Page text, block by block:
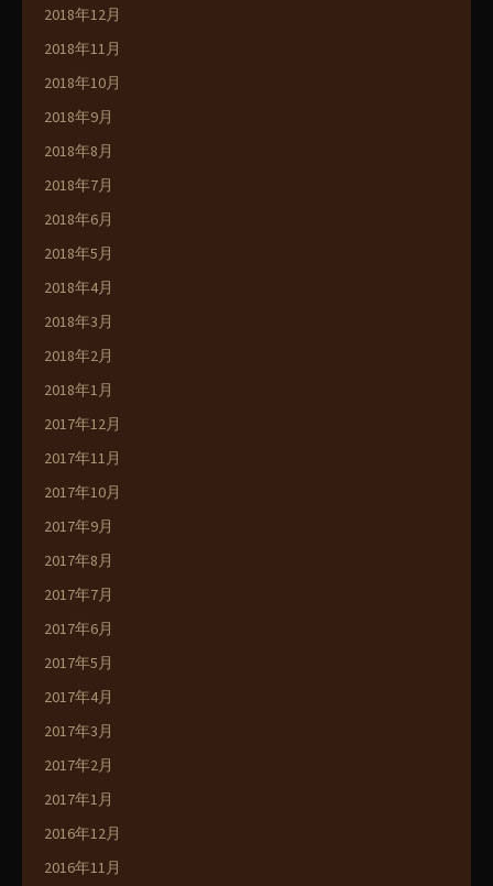
2018年12月
2018年11月
2018年10月
2018年9月
2018年8月
2018年7月
2018年6月
2018年5月
2018年4月
2018年3月
2018年2月
2018年1月
2017年12月
2017年11月
2017年10月
2017年9月
2017年8月
2017年7月
2017年6月
2017年5月
2017年4月
2017年3月
2017年2月
2017年1月
2016年12月
2016年11月